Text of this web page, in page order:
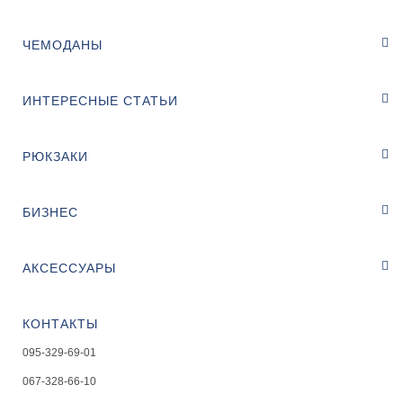
ЧЕМОДАНЫ
ИНТЕРЕСНЫЕ СТАТЬИ
РЮКЗАКИ
БИЗНЕС
АКСЕССУАРЫ
КОНТАКТЫ
095-329-69-01
067-328-66-10